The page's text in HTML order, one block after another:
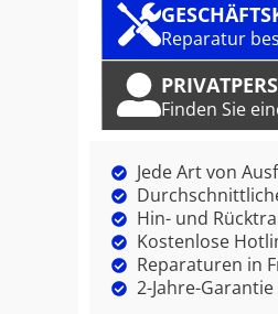
Reparatur
Finden Sie
Jede Art von
Hin- und
Kostenlose
Reparaturen in
2-Jahre-Garantie